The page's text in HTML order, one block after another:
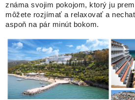
známa svojim pokojom, ktorý ju
môžete rozjímať a relaxovať a
aspoň na pár minút bokom.